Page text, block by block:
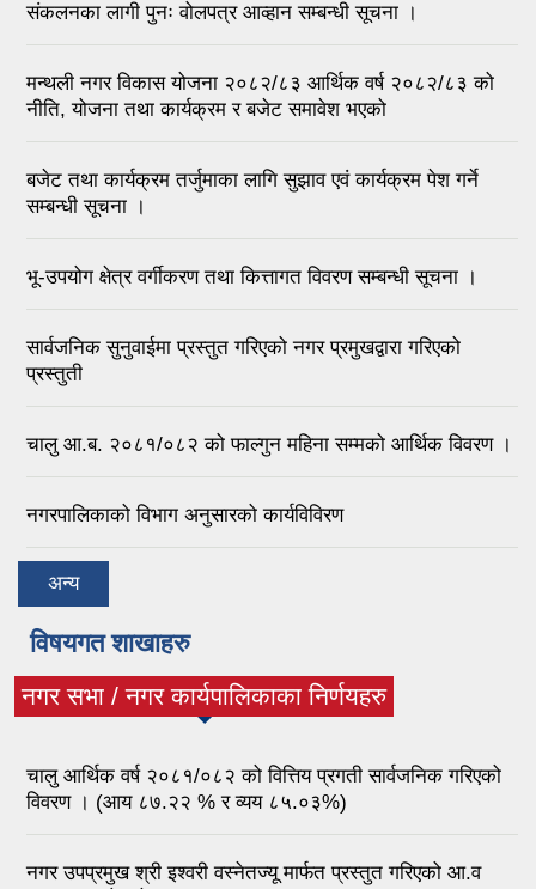
संकलनका लागी पुनः वोलपत्र आव्हान सम्बन्धी सूचना ।
मन्थली नगर विकास योजना २०८२/८३ आर्थिक वर्ष २०८२/८३ को
नीति, योजना तथा कार्यक्रम र बजेट समावेश भएको
बजेट तथा कार्यक्रम तर्जुमाका लागि सुझाव एवं कार्यक्रम पेश गर्ने
सम्बन्धी सूचना ।
भू-उपयोग क्षेत्र वर्गीकरण तथा कित्तागत विवरण सम्बन्धी सूचना ।
सार्वजनिक सुनुवाईमा प्रस्तुत गरिएको नगर प्रमुखद्वारा गरिएको
प्रस्तुती
चालु आ.ब. २०८१/०८२ को फाल्गुन महिना सम्मको आर्थिक विवरण ।
नगरपालिकाको विभाग अनुसारको कार्यविविरण
अन्य
विषयगत शाखाहरु
नगर सभा / नगर कार्यपालिकाका निर्णयहरु
(active tab)
चालु आर्थिक वर्ष २०८१/०८२ को वित्तिय प्रगती सार्वजनिक गरिएको
विवरण । (आय ८७.२२ % र व्यय ८५.०३%)
नगर उपप्रमुख श्री इश्वरी वस्नेतज्यू मार्फत प्रस्तुत गरिएको आ.व